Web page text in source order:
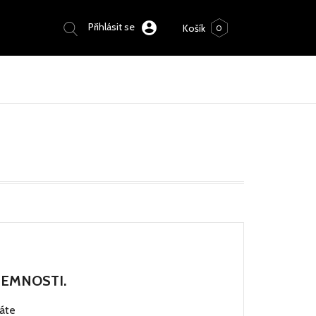
0
Přihlásit se